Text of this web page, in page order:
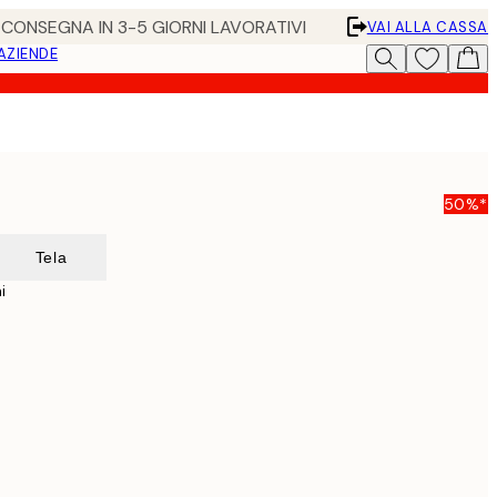
IN 3-5 GIORNI LAVORATIVI
VAI ALLA CASSA
50%*
Tela